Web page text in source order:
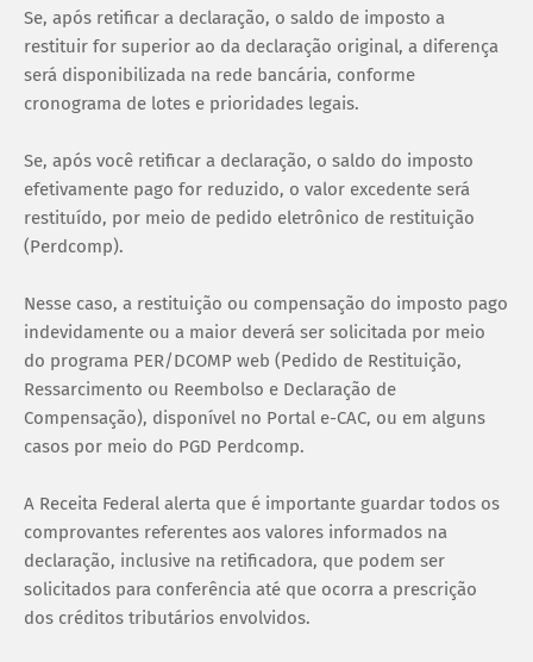
Se, após retificar a declaração, o saldo de imposto a
restituir for superior ao da declaração original, a diferença
será disponibilizada na rede bancária, conforme
cronograma de lotes e prioridades legais.
Se, após você retificar a declaração, o saldo do imposto
efetivamente pago for reduzido, o valor excedente será
restituído, por meio de pedido eletrônico de restituição
(Perdcomp).
Nesse caso, a restituição ou compensação do imposto pago
indevidamente ou a maior deverá ser solicitada por meio
do programa PER/DCOMP web (Pedido de Restituição,
Ressarcimento ou Reembolso e Declaração de
Compensação), disponível no Portal e-CAC, ou em alguns
casos por meio do PGD Perdcomp.
A Receita Federal alerta que é importante guardar todos os
comprovantes referentes aos valores informados na
declaração, inclusive na retificadora, que podem ser
solicitados para conferência até que ocorra a prescrição
dos créditos tributários envolvidos.